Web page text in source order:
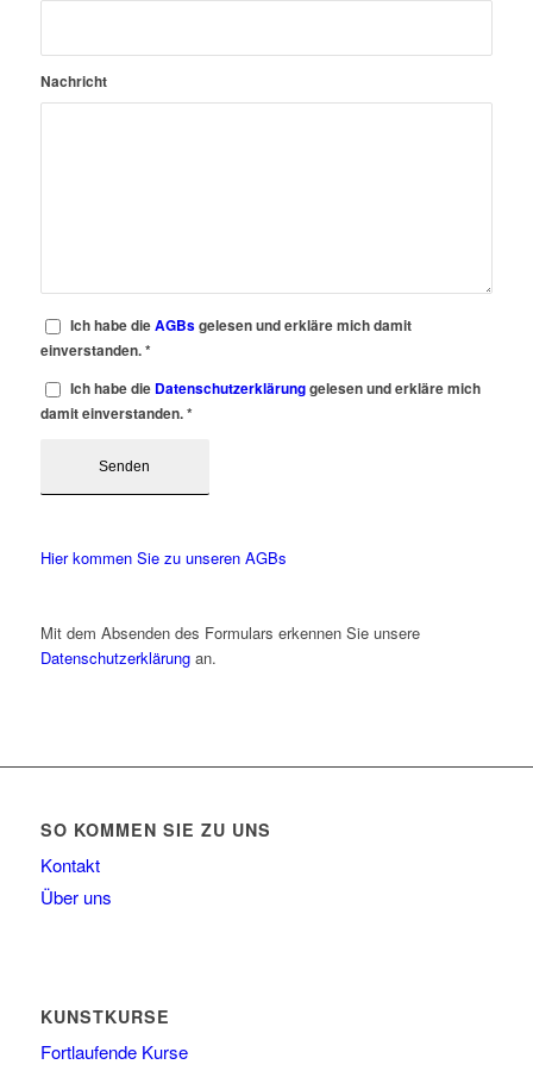
Nachricht
Ich habe dieAGBsgelesen und erkläre mich damit
einverstanden.*
Ich habe die Datenschutzerklärunggelesen und erkläre mich
damit einverstanden.*
Hier kommen Sie zu unseren AGBs
Mit dem Absenden des Formulars erkennen Sie unsere
Datenschutzerklärungan.
SO KOMMEN SIE ZU UNS
Kontakt
Über uns
KUNSTKURSE
Fortlaufende Kurse